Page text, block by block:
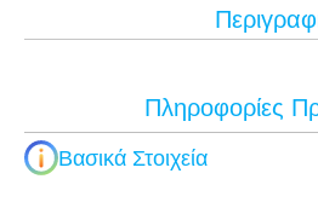
Πληροφορίες
Βασικά Στοιχεία